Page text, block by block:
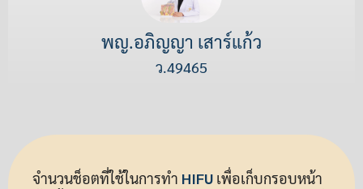
พญ.อภิญญา เสาร์แก้ว
ว.49465
จำนวนช็อตที่ใช้ในการทำ HIFU เพื่อเก็บกรอบหน้า